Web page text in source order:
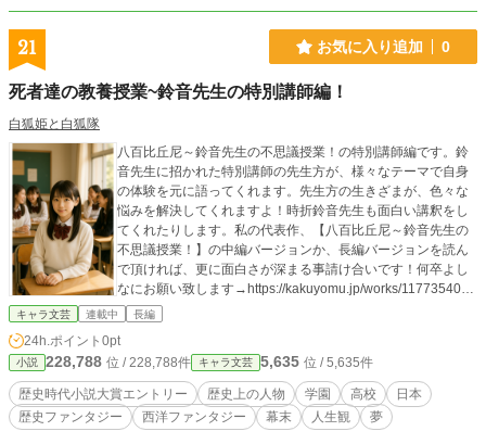
21 お気に入り追加 0
死者達の教養授業~鈴音先生の特別講師編！
白狐姫と白狐隊
八百比丘尼～鈴音先生の不思議授業！の特別講師編です。鈴
音先生に招かれた特別講師の先生方が、様々なテーマで自身
の体験を元に語ってくれます。先生方の生きざまが、色々な
悩みを解決してくれますよ！時折鈴音先生も面白い講釈をし
てくれたりします。私の代表作、【八百比丘尼～鈴音先生の
不思議授業！】の中編バージョンか、長編バージョンを読ん
で頂ければ、更に面白さが深まる事請け合いです！何卒よし
なにお願い致します→https://kakuyomu.jp/works/1177354054
922399527
キャラ文芸 連載中 長編
24h.ポイント 0pt
小説 228,788 位 / 228,788件 キャラ文芸 5,635 位 / 5,635件
歴史時代小説大賞エントリー 歴史上の人物 学園 高校
日本
歴史ファンタジー
西洋ファンタジー 幕末 人生観 夢